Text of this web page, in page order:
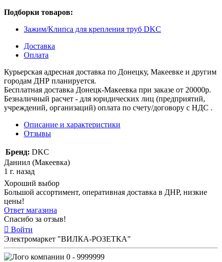
Подборки товаров:
Зажим/Клипса для крепления труб DKC
Доставка
Оплата
Курьерская адресная доставка по Донецку, Макеевке и другим
городам ДНР планируется.
Бесплатная доставка Донецк-Макеевка при заказе от 20000р.
Безналичный расчет - для юридических лиц (предприятий,
учреждений, организаций) оплата по счету/договору с НДС .
Описание и характеристики
Отзывы
Бренд: DKC
Даниил (Макеевка)
1 г. назад
Хороший выбор
Большой ассортимент, оперативная доставка в ДНР, низкие
цены!
Ответ магазина
Спасибо за отзыв!
Войти
Электромаркет "ВИЛКА-РОЗЕТКА"
0 - 9999999